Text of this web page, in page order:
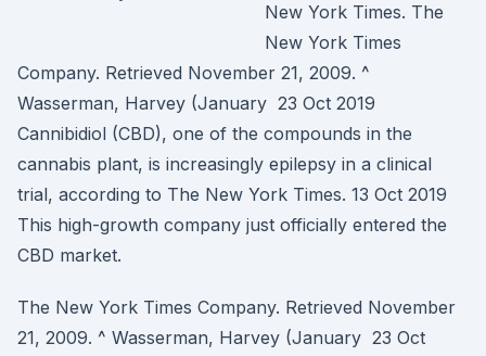
New York Times. The
New York Times
Company. Retrieved November 21, 2009. ^
Wasserman, Harvey (January 23 Oct 2019
Cannibidiol (CBD), one of the compounds in the
cannabis plant, is increasingly epilepsy in a clinical
trial, according to The New York Times. 13 Oct 2019
This high-growth company just officially entered the
CBD market.
The New York Times Company. Retrieved November
21, 2009. ^ Wasserman, Harvey (January 23 Oct